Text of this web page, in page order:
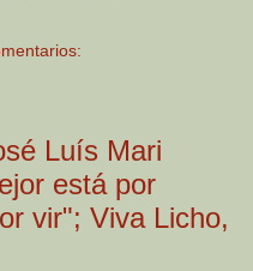
Luís Mari
está por
vir"; Viva Licho,